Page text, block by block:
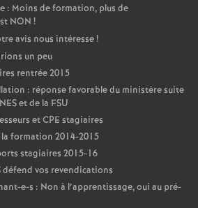
: Moins de formation, plus de
NON !
avis nous intéresse!
un peu
rentrée 2015
: réponse favorable du ministère suite
et de la FSU
etCPE stagiaires
formation 2014-2015
stagiaires 2015-16
défend vos revendications
e-s : Non à l’apprentissage, oui au pré-